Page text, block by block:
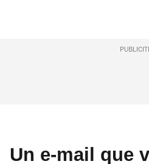
Un e-mail que